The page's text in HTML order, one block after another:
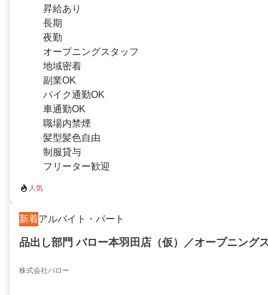
昇給あり
長期
夜勤
オープニングスタッフ
地域密着
副業OK
バイク通勤OK
車通勤OK
職場内禁煙
髪型髪色自由
制服貸与
フリーター歓迎
人気
新着アルバイト・パート
品出し部門 バロー本羽田店（仮）／オープニング
株式会社バロー